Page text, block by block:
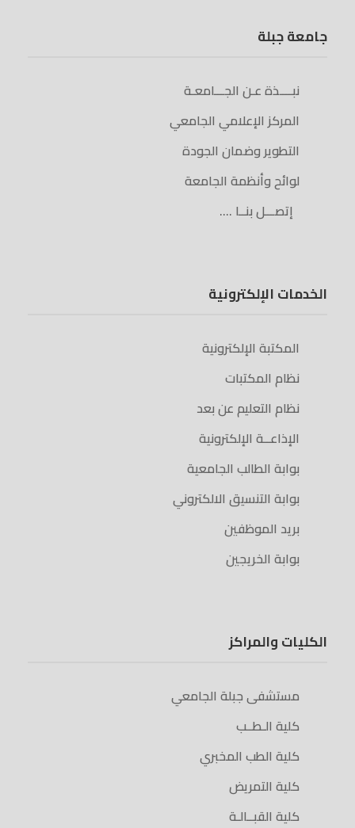
جامعة جبلة
نبــــذة عـن الجـــامعـة
المركز الإعلامي الجامعي
التطوير وضمان الجودة
لوائح وأنظمة الجامعة
إتصـــل بنــا ….
الخدمات الإلكترونية
المكتبة الإلكترونية
نظام المكتبات
نظام التعليم عن بعد
الإذاعــة الإلكترونية
بوابة الطالب الجامعية
بوابة التنسيق الالكتروني
بريد الموظفين
بوابة الخريجين
الكليات والمراكز
مستشفى جبلة الجامعي
كلية الـطــب
كلية الطب المخبري
كلية التمريض
كلية القبــالـة